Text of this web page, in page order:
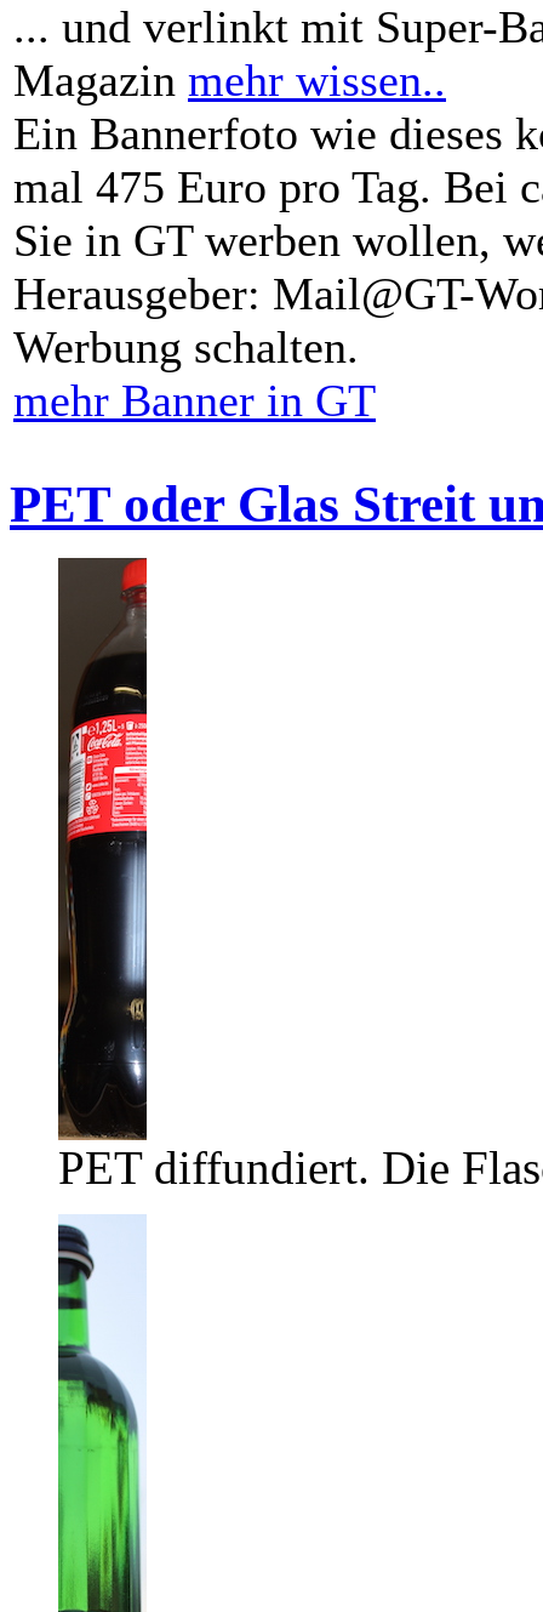
... und verlinkt mit Super-
Magazin mehr wissen..
Ein Bannerfoto wie dieses
mal 475 Euro pro Tag. Bei
Sie in GT werben wollen,
Herausgeber: Mail@GT-
Werbung schalten.
mehr Banner in GT
PET oder Glas Streit
PET diffundiert. Die